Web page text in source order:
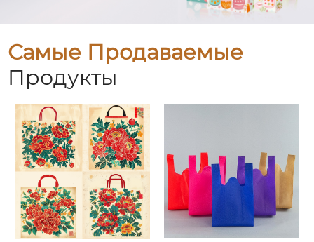
Самые Продаваемые
Продукты